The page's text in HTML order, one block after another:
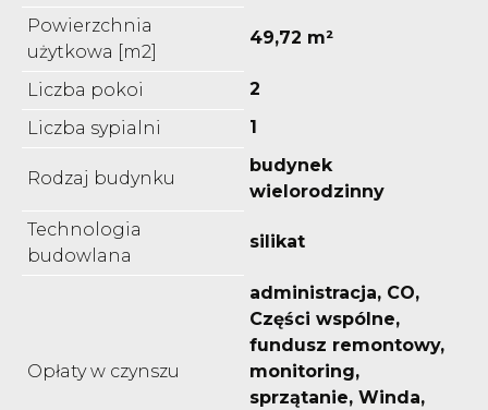
Powierzchnia
użytkowa [m2]
49,72 m²
Liczba pokoi
2
Liczba sypialni
1
Rodzaj budynku
budynek
wielorodzinny
Technologia
budowlana
silikat
Opłaty w czynszu
administracja, CO,
Części wspólne,
fundusz remontowy,
monitoring,
sprzątanie, Winda,